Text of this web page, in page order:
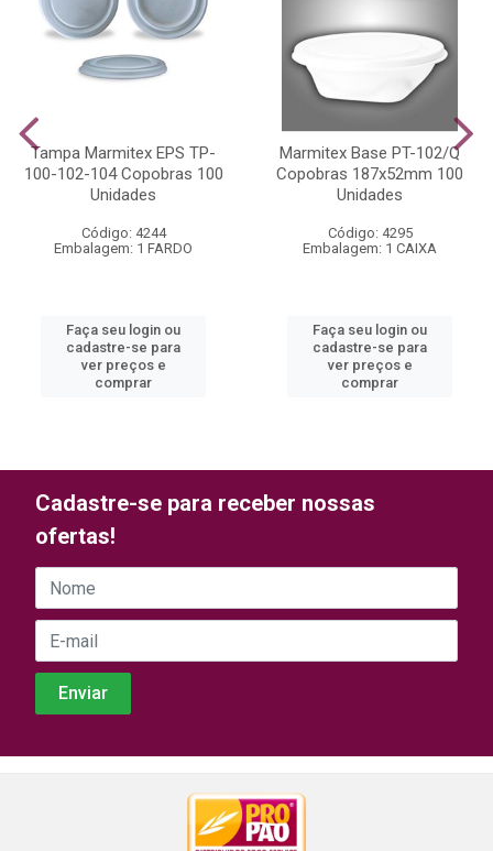
Tampa Marmitex EPS TP-
100-102-104 Copobras 100
Unidades
Código: 4244
Embalagem: 1 FARDO
Faça seu login ou
cadastre-se para
ver preços e
comprar
Marmitex Base PT-102/Q
Copobras 187x52mm 100
Unidades
Código: 4295
Embalagem: 1 CAIXA
Faça seu login ou
cadastre-se para
ver preços e
comprar
Cadastre-se para receber nossas
ofertas!